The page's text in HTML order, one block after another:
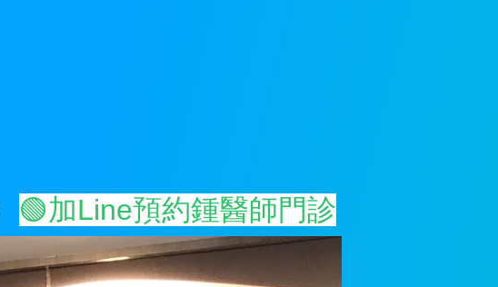
🟢加Line預約鍾醫師門診